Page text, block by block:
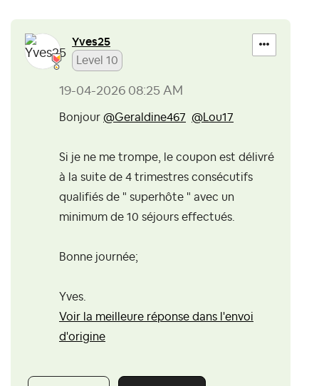
Yves25
Level 10
‎19-04-2026 08:25 AM
Bonjour @Geraldine467 @Lou17
Si je ne me trompe, le coupon est délivré
à la suite de 4 trimestres consécutifs
qualifiés de " superhôte " avec un
minimum de 10 séjours effectués.
Bonne journée;
Yves.
Voir la meilleure réponse dans l'envoi
d'origine